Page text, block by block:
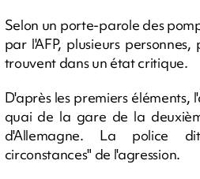
Selon un porte-parole des
par l'AFP, plusieurs
trouvent dans un état critique.
D'après les premiers éléments,
quai de la gare de la
d'Allemagne. La police
circonstances" de l'agression.